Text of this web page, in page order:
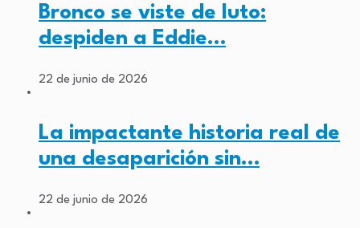
Bronco se viste de luto:
despiden a Eddie…
22 de junio de 2026
La impactante historia real de
una desaparición sin…
22 de junio de 2026